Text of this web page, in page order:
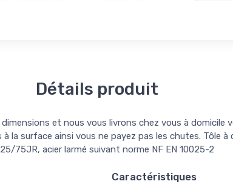
Détails produit
et nous vous livrons chez vous à domicile
la surface ainsi vous ne payez pas les chutes. Tôle à
75JR, acier larmé suivant norme NF EN 10025-2
Caractéristiques